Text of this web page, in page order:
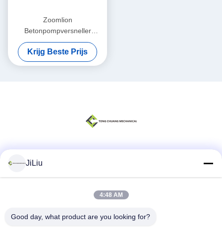
Zoomlion
Betonpompversneller
Remmechanisme Montage
ED2090 1039805629
Krijg Beste Prijs
JiLiu
4:48 AM
Good day, what product are you looking for?